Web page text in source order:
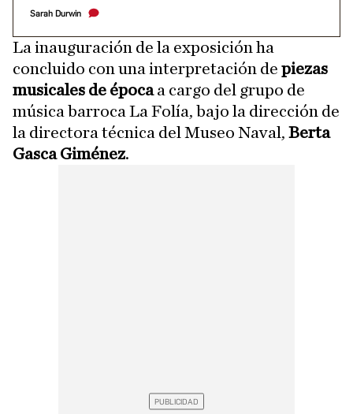
Sarah Durwin
La inauguración de la exposición ha
concluido con una interpretación de piezas
musicales de épocaa cargo del grupo de
música barroca La Folía, bajo la dirección de
la directora técnica del Museo Naval, Berta
Gasca Giménez.